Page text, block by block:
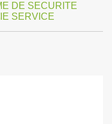
DE SECURITE
SERVICE